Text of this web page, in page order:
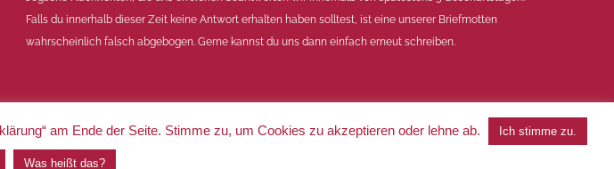
Falls du innerhalb dieser Zeit keine Antwort erhalten haben solltest, ist eine unserer Briefmotten
wahrscheinlich falsch abgebogen. Gerne kannst du uns dann einfach erneut schreiben.
am Ende der Seite. Stimme zu, um Cookies zu akzeptieren oder lehne ab. Ich stimme zu.
Was heißt das?